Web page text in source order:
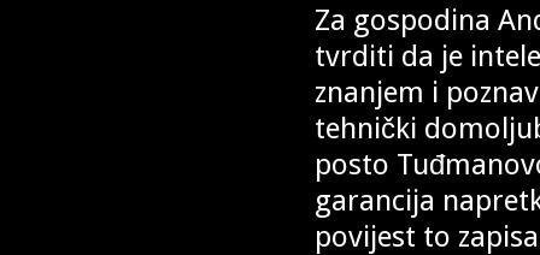
Za gospodina
tvrditi da je
znanjem i
tehnički
posto
garancija
povijest to